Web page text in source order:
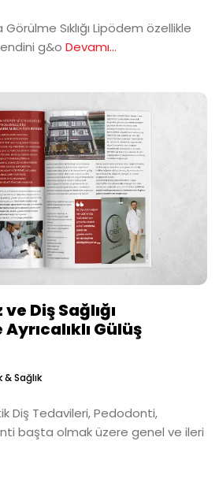
Sıklığı Lipödem özellikle
g&o Devamı...
Diş Sağlığı
Gülüş
Sağlık
Diş Tedavileri, Pedodonti,
başta olmak üzere genel ve ileri